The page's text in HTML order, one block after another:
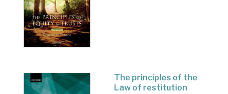
The principles of the
Law of restitution